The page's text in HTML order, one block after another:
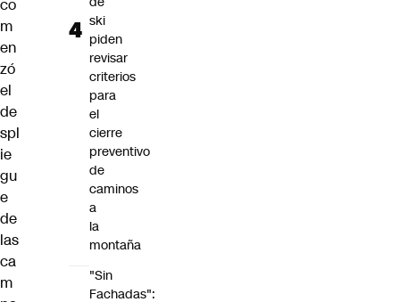
co
m
en
zó
el
de
spl
ie
gu
e
de
las
ca
m
ski
piden
revisar
criterios
para
el
cierre
preventivo
de
caminos
a
la
montaña
"Sin
Fachadas":